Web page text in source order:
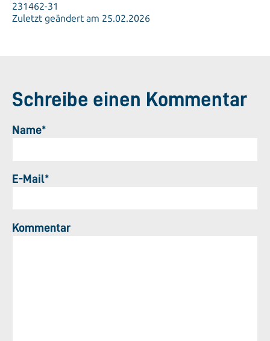
231462-31
Zuletzt geändert am 25.02.2026
Schreibe einen Kommentar
Name*
E-Mail*
Kommentar